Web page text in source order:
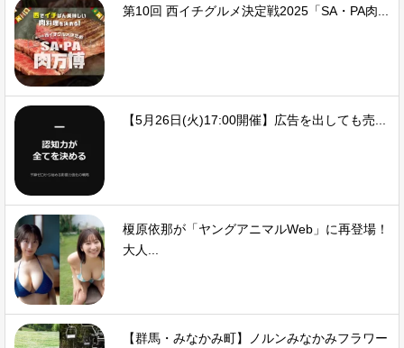
第10回 西イチグルメ決定戦2025「SA・PA肉...
【5月26日(火)17:00開催】広告を出しても売...
榎原依那が「ヤングアニマルWeb」に再登場！
大人...
【群馬・みなかみ町】ノルンみなかみフラワー